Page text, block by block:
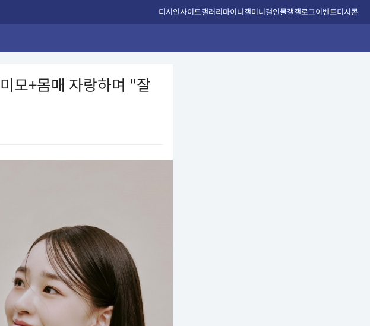
디시인사이드갤러리마이너갤미니갤인물갤갤로그이벤트디시콘
모+몸매 자랑하며 "잘